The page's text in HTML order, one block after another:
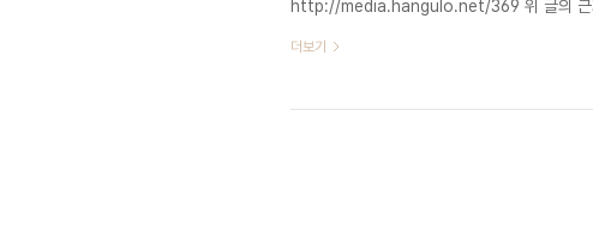
http://media.hangulo.net/369 위 글의 근거
대상 영문 : http://www.police.go.kr/
더보기